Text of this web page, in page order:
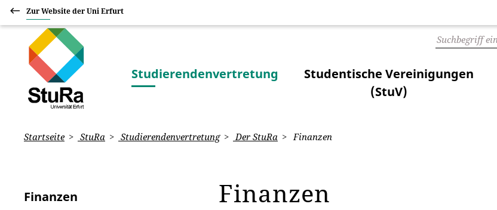
Zur Website der Uni Erfurt
Studierendenvertretung
Studentische Vereinigungen
(StuV)
Startseite StuRa Studierendenvertretung Der StuRa Finanzen
Finanzen Finanzen